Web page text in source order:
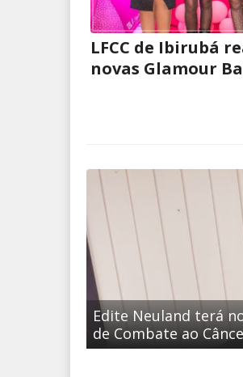
LFCC de Ibirubá
novas Glamour
Edite Neuland terá
de Combate ao